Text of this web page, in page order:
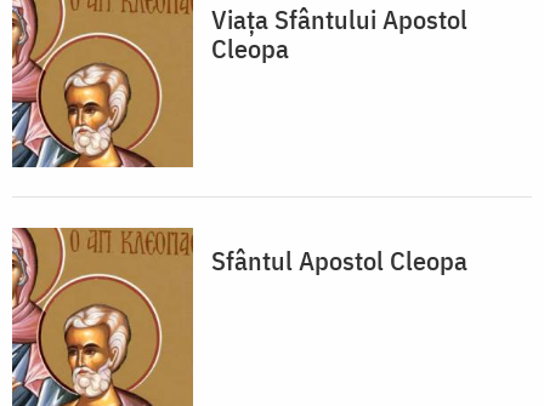
Viața Sfântului Apostol
Cleopa
Sfântul Apostol Cleopa